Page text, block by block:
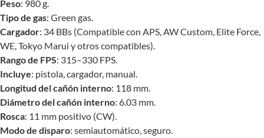
Peso: 980 g.
Tipo de gas: Green gas.
Cargador: 34 BBs (Compatible con APS, AW Custom, Elite Force,
WE, Tokyo Marui y otros compatibles).
Rango de FPS: 315–330 FPS.
Incluye: pistola, cargador, manual.
Longitud del cañón interno: 118 mm.
Diámetro del cañón interno: 6.03 mm.
Rosca: 11 mm positivo (CW).
Modo de disparo: semiautomático, seguro.